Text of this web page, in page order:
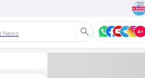
News